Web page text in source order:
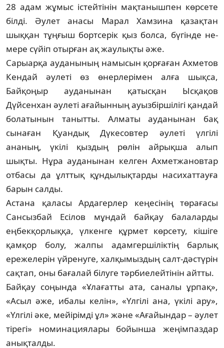
28 адам жұмыс істей­тінін мақтанышпен көрсете
білді. Әулет анасы Марал Хамзина қазақтан
шыққан тұңғыш бортсерік қыз болса, бүгінде не­
мере сүйіп отырған ақ жаулықты әже.
Сарыарқа ауданының намысын қорға­ған Ахметов
Кендай әулеті өз өнерлерімен алға шықса,
Байқоңыр ауданынан қатысқан Ысқақов
Дүйсенхан әулеті ағайынның ауыз­­біршілігі қандай
болатынын танытты. Алматы ауданынан бақ
сынаған Қуандық Дүкесовтер әулеті үлгілі
ананың, үкілі қыз­дың рөлін айрықша алып
шықты. Нұра ау­данынан келген Ахметжановтар
отбасы да ұлттық құндылықтарды насихаттауға
барын салды.
Астана қаласы Ардагерлер кеңесінің тө­ра­ғасы
Сансызбай Есілов мұндай байқау бала­ларды
еңбекқорлыққа, үлкенге құрмет көрсету, кішіге
қамқор болу, жалпы адам­гер­шіліктің барлық
ережелерін үйренуге, хал­қымыздың салт-дәстүрін
сақтап, оны баға­лай білуге тәрбиелейтінін айтты.
Байқау соңында «Ұлағатты ата, саналы ұр­пақ»,
«Асыл әже, ибалы келін», «Үлгілі ана, үкілі ару»,
«Үлгілі әке, мейірімді ұл» және «Ағайын­дар – әулет
тірегі» номинациялары бойын­ша жеңімпаздар
анықталды.